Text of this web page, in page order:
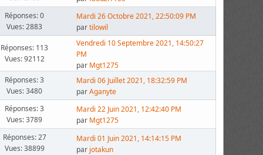
Réponses: 0
Vues: 2883
Mardi 26 Octobre 2021, 22:50:09 PM
partilowil
Réponses: 113
Vues: 92112
Vendredi 10 Septembre 2021, 14:50:27
PM
par Mgt1275
Réponses: 3
Vues: 3480
Mardi 06 Juillet 2021, 18:32:59 PM
parAganyte
Réponses: 3
Vues: 3789
Mardi 22 Juin 2021, 12:42:40 PM
par Mgt1275
Réponses: 27
Vues: 38899
Mardi 01 Juin 2021, 14:14:15 PM
par jotakun